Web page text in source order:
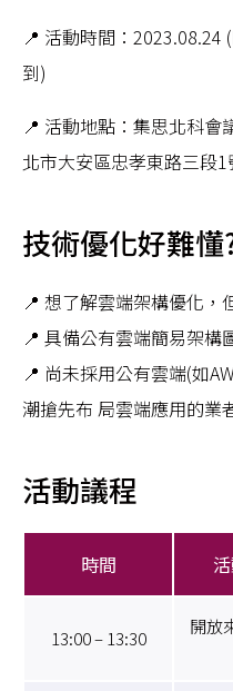
📍 活動時間：2023.08.24
到)
📍 活動地點：集思北科會
北市大安區忠孝東路三段1
技術優化好難
📍 想了解雲端架構優化，
📍 具備公有雲端簡易架構
📍 尚未採用公有雲端(如
潮搶先布 局雲端應用的業
活動議程
時間
13:00 – 13:30
開放